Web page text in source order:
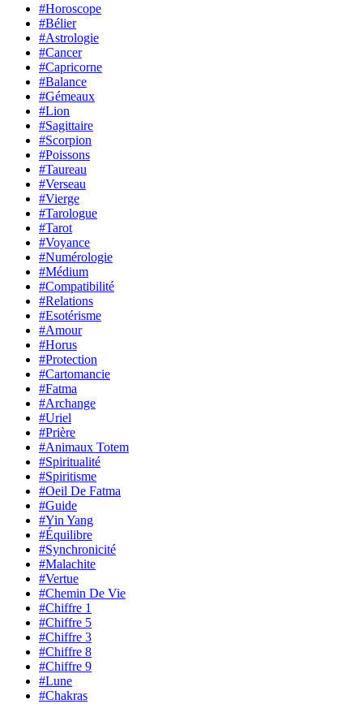
#Horoscope
#Bélier
#Astrologie
#Cancer
#Capricorne
#Balance
#Gémeaux
#Lion
#Sagittaire
#Scorpion
#Poissons
#Taureau
#Verseau
#Vierge
#Tarologue
#Tarot
#Voyance
#Numérologie
#Médium
#Compatibilité
#Relations
#Esotérisme
#Amour
#Horus
#Protection
#Cartomancie
#Fatma
#Archange
#Uriel
#Prière
#Animaux Totem
#Spiritualité
#Spiritisme
#Oeil De Fatma
#Guide
#Yin Yang
#Équilibre
#Synchronicité
#Malachite
#Vertue
#Chemin De Vie
#Chiffre 1
#Chiffre 5
#Chiffre 3
#Chiffre 8
#Chiffre 9
#Lune
#Chakras